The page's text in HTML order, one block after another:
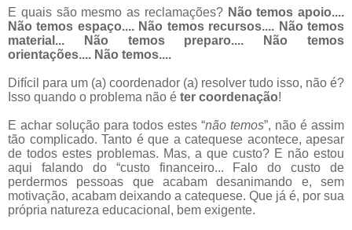
E quais são mesmo as reclamações? Não temos apoio....
Não temos espaço.... Não temos recursos.... Não temos
material... Não temos preparo.... Não temos
orientações.... Não temos....
Difícil para um (a) coordenador (a) resolver tudo isso, não é?
Isso quando o problema não é ter coordenação!
E achar solução para todos estes “não temos”, não é assim
tão complicado. Tanto é que a catequese acontece, apesar
de todos estes problemas. Mas, a que custo? E não estou
aqui falando do “custo financeiro... Falo do custo de
perdermos pessoas que acabam desanimando e, sem
motivação, acabam deixando a catequese. Que já é, por sua
própria natureza educacional, bem exigente.